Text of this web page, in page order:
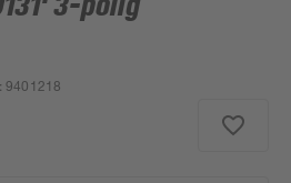
3-polig
:9401218